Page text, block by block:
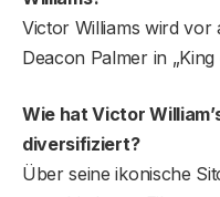
Victor Williams wird vor
Deacon Palmer in
Wie hat Victor
diversifiziert?
Über seine ikonische